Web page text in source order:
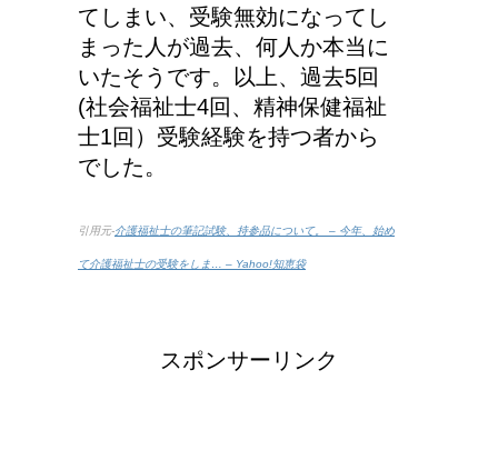
てしまい、受験無効になってし
まった人が過去、何人か本当に
いたそうです。以上、過去5回
(社会福祉士4回、精神保健福祉
士1回）受験経験を持つ者から
でした。
引用元-介護福祉士の筆記試験、持参品について。 – 今年、始め
て介護福祉士の受験をしま… – Yahoo!知恵袋
スポンサーリンク